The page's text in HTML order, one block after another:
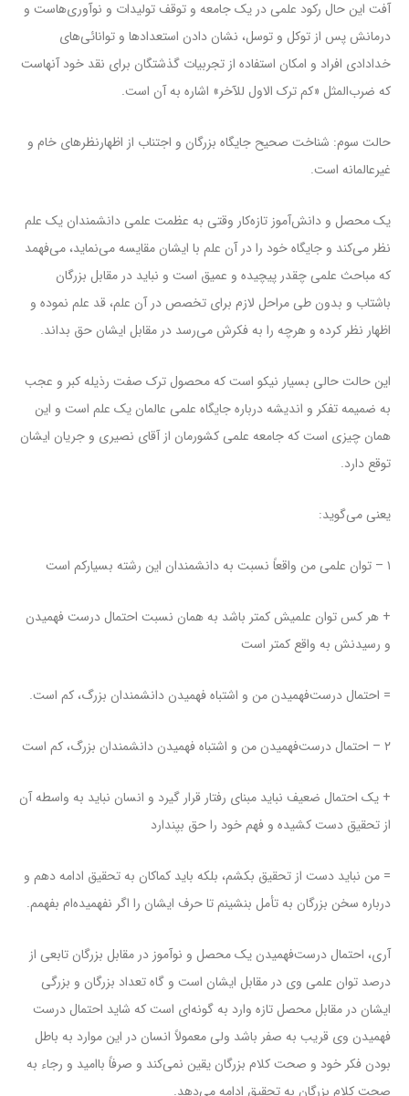
آفت این حال رکود علمی در یک جامعه و توقف تولیدات و نوآوری‌هاست و
درمانش پس از توکل و توسل، نشان دادن استعدادها و توانائی‌های
خدادادی افراد و امکان استفاده از تجربیات گذشتگان برای نقد خود آنهاست
که ضرب‌المثل «کم ترک الاول للآخر» اشاره به آن است.
حالت سوم: شناخت صحیح جایگاه بزرگان و اجتناب از اظهارنظرهای خام و
غیرعالمانه است.
یک محصل و دانش‌آموز تازه‌کار وقتی به عظمت علمی دانشمندان یک علم
نظر می‌کند و جایگاه خود را در آن علم با ایشان مقایسه می‌نماید، می‌فهمد
که مباحث علمی چقدر پیچیده و عمیق است و نباید در مقابل بزرگان
باشتاب و بدون طی مراحل لازم برای تخصص در آن علم، قد علم نموده و
اظهار نظر کرده و هرچه را به فکرش می‌رسد در مقابل ایشان حق بداند.
این حالت حالی بسیار نیکو است که محصول ترک صفت رذیله کبر و عجب
به ضمیمه تفکر و اندیشه درباره جایگاه علمی عالمان یک علم است و این
همان چیزی است که جامعه علمی کشورمان از آقای نصیری و جریان ایشان
توقع دارد.
یعنی می‌گوید:
۱ – توان علمی من واقعاً نسبت به دانشمندان این رشته بسیارکم است
+ هر کس توان علمیش کمتر باشد به همان نسبت احتمال درست فهمیدن
و رسیدنش به واقع کمتر است
= احتمال درست‌فهمیدن من و اشتباه فهمیدن دانشمندان بزرگ، کم است.
۲ – احتمال درست‌فهمیدن من و اشتباه فهمیدن دانشمندان بزرگ، کم است
+ یک احتمال ضعیف نباید مبنای رفتار قرار گیرد و انسان نباید به واسطه آن
از تحقیق دست کشیده و فهم خود را حق بپندارد
= من نباید دست از تحقیق بکشم، بلکه باید کماکان به تحقیق ادامه دهم و
درباره سخن بزرگان به تأمل بنشینم تا حرف ایشان را اگر نفهمیده‌ام بفهمم.
آری، احتمال درست‌فهمیدن یک محصل و نوآموز در مقابل بزرگان تابعی از
درصد توان علمی وی در مقابل ایشان است و گاه تعداد بزرگان و بزرگی
ایشان در مقابل محصل تازه وارد به گونه‌ای است که شاید احتمال درست
فهمیدن وی قریب به صفر باشد ولی معمولاً انسان در این موارد به باطل
بودن فکر خود و صحت کلام بزرگان یقین نمی‌کند و صرفاً باامید و رجاء به
صحت کلام بزرگان به تحقیق ادامه می‌دهد.